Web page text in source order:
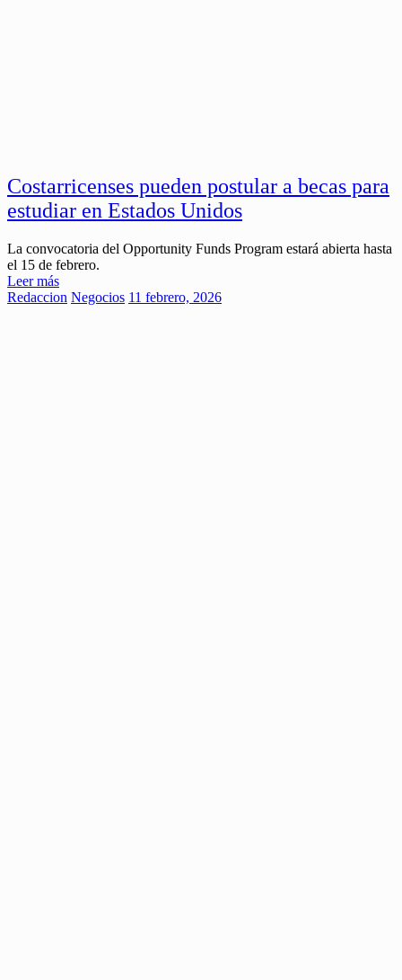
Costarricenses pueden postular a becas para
estudiar en Estados Unidos
La convocatoria del Opportunity Funds Program estará abierta hasta
el 15 de febrero.
Leer más
Redaccion Negocios 11 febrero, 2026